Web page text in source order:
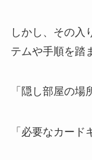
しかし、その入
テムや手順を踏
「隠し部屋の場
「必要なカード